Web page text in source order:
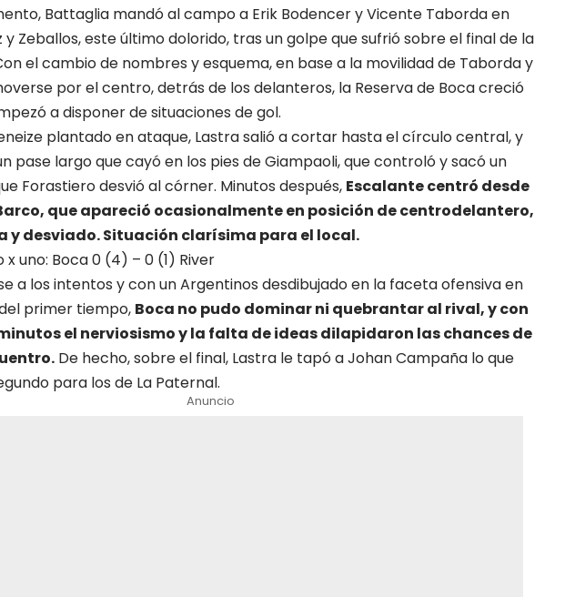
Battaglia mandó al campo a Erik Bodencer y Vicente Taborda en
y Zeballos, este último dolorido, tras un golpe que sufrió sobre el final de la
el cambio de nombres y esquema, en base a la movilidad de Taborda y
por el centro, detrás de los delanteros, la Reserva de Boca creció
a disponer de situaciones de gol.
plantado en ataque, Lastra salió a cortar hasta el círculo central, y
pase largo que cayó en los pies de Giampaoli, que controló y sacó un
Forastiero desvió al córner. Minutos después, Escalante centró desde
que apareció ocasionalmente en posición de centrodelantero,
y desviado. Situación clarísima para el local.
x uno: Boca 0 (4) – 0 (1) River
a los intentos y con un Argentinos desdibujado en la faceta ofensiva en
primer tiempo, Boca no pudo dominar ni quebrantar al rival, y con
el nerviosismo y la falta de ideas dilapidaron las chances de
De hecho, sobre el final, Lastra le tapó a Johan Campaña lo que
para los de La Paternal.
Anuncio